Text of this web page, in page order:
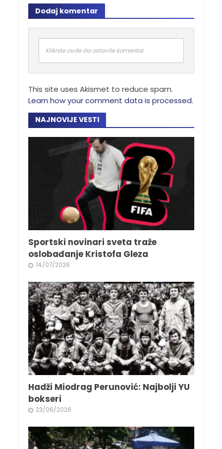
Dodaj komentar
Kliknite ovde da ostavite komentar
This site uses Akismet to reduce spam.
Learn how your comment data is processed.
NAJNOVIJE VESTI
Sportski novinari sveta traže
oslobađanje Kristofa Gleza
14/07/2026
Hadži Miodrag Perunović: Najbolji YU
bokseri
23/06/2026